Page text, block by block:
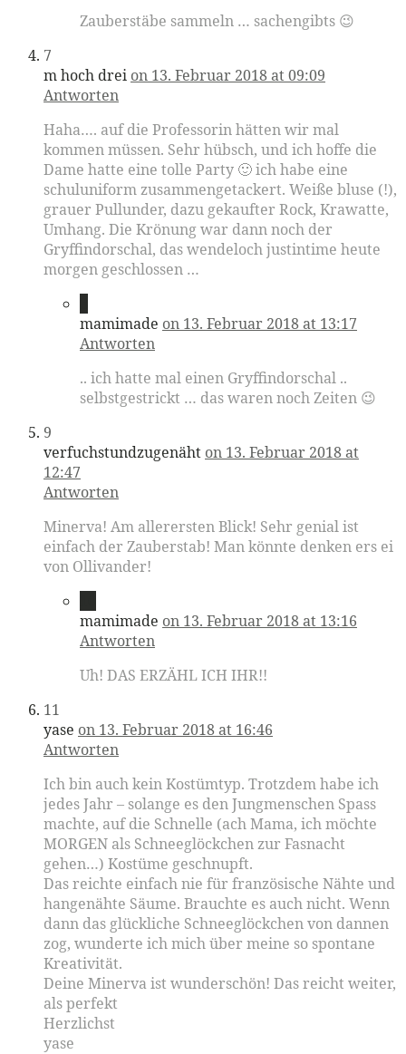
Zauberstäbe sammeln … sachengibts 😉
7
m hoch drei on 13. Februar 2018 at 09:09
Antworten
Haha…. auf die Professorin hätten wir mal
kommen müssen. Sehr hübsch, und ich hoffe die
Dame hatte eine tolle Party 🙂 ich habe eine
schuluniform zusammengetackert. Weiße bluse (!),
grauer Pullunder, dazu gekaufter Rock, Krawatte,
Umhang. Die Krönung war dann noch der
Gryffindorschal, das wendeloch justintime heute
morgen geschlossen …
mamimade on 13. Februar 2018 at 13:17
Antworten
.. ich hatte mal einen Gryffindorschal ..
selbstgestrickt … das waren noch Zeiten 😉
9
verfuchstundzugenäht on 13. Februar 2018 at
12:47
Antworten
Minerva! Am allerersten Blick! Sehr genial ist
einfach der Zauberstab! Man könnte denken ers ei
von Ollivander!
mamimade on 13. Februar 2018 at 13:16
Antworten
Uh! DAS ERZÄHL ICH IHR!!
11
yase on 13. Februar 2018 at 16:46
Antworten
Ich bin auch kein Kostümtyp. Trotzdem habe ich
jedes Jahr – solange es den Jungmenschen Spass
machte, auf die Schnelle (ach Mama, ich möchte
MORGEN als Schneeglöckchen zur Fasnacht
gehen…) Kostüme geschnupft.
Das reichte einfach nie für französische Nähte und
hangenähte Säume. Brauchte es auch nicht. Wenn
dann das glückliche Schneeglöckchen von dannen
zog, wunderte ich mich über meine so spontane
Kreativität.
Deine Minerva ist wunderschön! Das reicht weiter,
als perfekt
Herzlichst
yase